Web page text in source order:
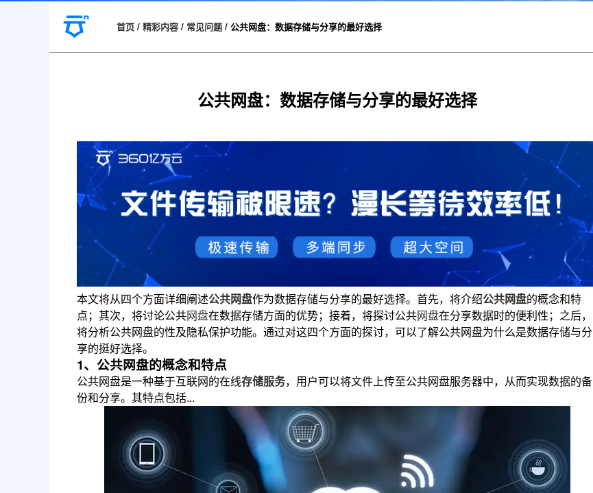
首页 / 精彩内容 / 常见问题 / 公共网盘：数据存储与分享的最好选择
公共网盘：数据存储与分享的最好选择
本文将从四个方面详细阐述公共网盘作为数据存储与分享的最好选择。首先，将介绍公共网盘的概念和特
点；其次，将讨论公共网盘在数据存储方面的优势；接着，将探讨公共网盘在分享数据时的便利性；之后，
将分析公共网盘的性及隐私保护功能。通过对这四个方面的探讨，可以了解公共网盘为什么是数据存储与分
享的挺好选择。
1、公共网盘的概念和特点
公共网盘是一种基于互联网的在线存储服务，用户可以将文件上传至公共网盘服务器中，从而实现数据的备
份和分享。其特点包括...